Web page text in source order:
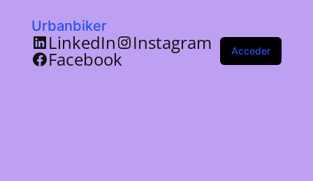
Urbanbiker
LinkedIn Instagram
Facebook Acceder